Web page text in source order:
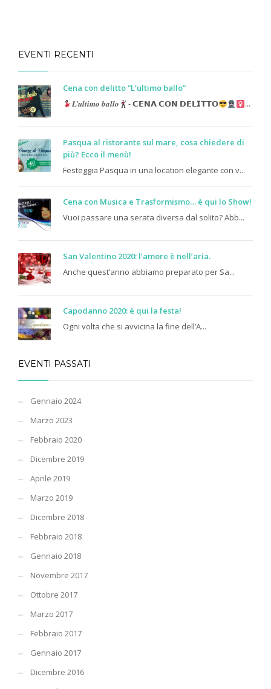
EVENTI RECENTI
Cena con delitto “L’ultimo ballo”
𝑳’𝒖𝒍𝒕𝒊𝒎𝒐 𝒃𝒂𝒍𝒍𝒐
- 𝗖𝗘𝗡𝗔 𝗖𝗢𝗡 𝗗𝗘𝗟𝗜𝗧𝗧𝗢 ...
Pasqua al ristorante sul mare, cosa chiedere di
più? Ecco il menù!
Festeggia Pasqua in una location elegante con v...
Cena con Musica e Trasformismo… è qui lo Show!
Vuoi passare una serata diversa dal solito? Abb...
San Valentino 2020: l’amore è nell’aria.
Anche quest’anno abbiamo preparato per Sa...
Capodanno 2020: è qui la festa!
Ogni volta che si avvicina la fine dell’A...
EVENTI PASSATI
Gennaio 2024
Marzo 2023
Febbraio 2020
Dicembre 2019
Aprile 2019
Marzo 2019
Dicembre 2018
Febbraio 2018
Gennaio 2018
Novembre 2017
Ottobre 2017
Marzo 2017
Febbraio 2017
Gennaio 2017
Dicembre 2016